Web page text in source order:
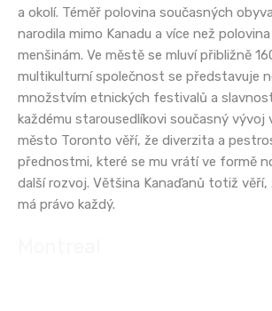
a okolí. Téměř polovina současných
narodila mimo Kanadu a více než
menšinám. Ve městě se mluví přibližně
multikulturní společnost se představuje
množstvím etnických festivalů a
každému starousedlíkovi současný vývoj
město Toronto věří, že diverzita a
přednostmi, které se mu vrátí ve formě
další rozvoj. Většina Kanaďanů totiž
má právo každý.